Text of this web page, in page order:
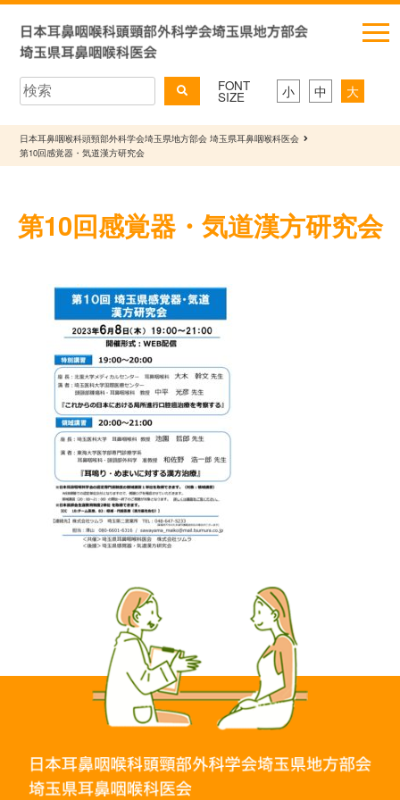
FONT
SIZE 小 中 大
日本耳鼻咽喉科頭頸部外科学会埼玉県地方部会 埼玉県耳鼻咽喉科医会
第10回感覚器・気道漢方研究会
第10回感覚器・気道漢方研究会